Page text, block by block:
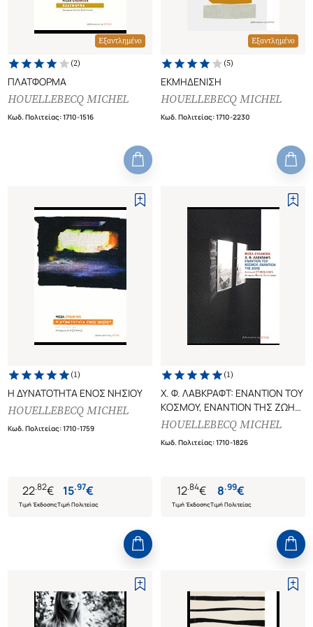
Εξαντλημένο
(2)
ΠΛΑΤΦΟΡΜΑ
HOUELLEBECQ MICHEL
Κωδ. Πολιτείας:1710-1516
Εξαντλημένο
(5)
ΕΚΜΗΔΕΝΙΣΗ
HOUELLEBECQ MICHEL
Κωδ. Πολιτείας:1710-2230
(1)
Η ΔΥΝΑΤΟΤΗΤΑ ΕΝΟΣ ΝΗΣΙΟΥ
HOUELLEBECQ MICHEL
Κωδ. Πολιτείας:1710-1759
22.82€
Τιμή Έκδοσης
15.97€
Τιμή Πολιτείας
(1)
Χ. Φ. ΛΑΒΚΡΑΦΤ: ΕΝΑΝΤΙΟΝ ΤΟΥ
ΚΟΣΜΟΥ, ΕΝΑΝΤΙΟΝ ΤΗΣ ΖΩΗΣ
H. P. LOVECRAFT: CONTRE LE
MONDE, CONTRE LA VIE
HOUELLEBECQ MICHEL
Κωδ. Πολιτείας:1710-1826
12.84€
Τιμή Έκδοσης
8.99€
Τιμή Πολιτείας